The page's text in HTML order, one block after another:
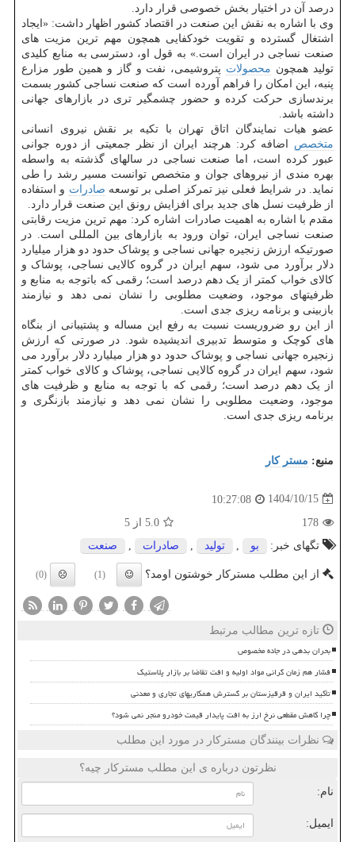
درصد آن در اختیار بخش خصوصی قرار دارد.
وی با اشاره به نقش این صنعت در اقتصاد کشور اظهار داشت: «ایجاد
اشتغال گسترده و تقویت خودکفایی همچون مهم ترین مزیت های
صنعت نساجی در ایران است.» به قول او، دسترسی به منابع کلیدی
تولید همچون محصولات پتروشیمی، نفت و گاز و همین طور مزارع
پنبه، این امکان را فراهم آورده است که صنعت نساجی کشور بسمت
برندسازی حرکت کرده و حضور چشمگیر تری در بازارهای جهانی
داشته باشد.
عضو هیات نمایندگان اتاق تهران با تکیه بر نقش نیروی انسانی
متخصص اضافه کرد: هرچند ایران از نظر جمعیتی از دوره جوانی
عبور کرده است، اما صنعت نساجی در سالهای گذشته به واسطه
بهره مندی از نیروهای جوان و متخصص توانست مسیر رشد را طی
نماید. در شرایط فعلی نیز تمرکز اصلی بر توسعه صادرات و استفاده
از ظرفیت نسل های جدید برای افزایش رونق این صنعت قرار دارد.
مقدم با اشاره به اهمیت صادرات اشاره کرد: مهم ترین مزیت رقابتی
صنعت نساجی ایران، توان ورود به بازارهای بین المللی است. در
صورتیکه ارزش زنجیره جهانی نساجی و پوشاک حدود دو هزار میلیارد
دلار برآورد می شود، سهم ایران در گروه کالایی نساجی، پوشاک و
کالای خواب کمتر از یک دهم درصد است؛ رقمی که باتوجه به منابع و
ظرفیتهای موجود، وضعیت مطلوبی را نشان نمی دهد و نیازمند
بازبینی و برنامه ریزی جدی است.
از این رو ضروریست نسبت به رفع این مساله و پشتیبانی از بنگاه
های کوچک و متوسط تدبیری اندیشیده شود. در صورتی که ارزش
زنجیره جهانی نساجی و پوشاک حدود دو هزار میلیارد دلار برآورد می
شود، سهم ایران در گروه کالایی نساجی، پوشاک و کالای خواب کمتر
از یک دهم درصد است؛ رقمی که با توجه به منابع و ظرفیت های
موجود، وضعیت مطلوبی را نشان نمی دهد و نیازمند بازنگری و
برنامه ریزی جدی است.
منبع: مستر كار
1404/10/15
10:27:08
178
5.0 از 5
تگهای خبر:
بو تولید صادرات صنعت
از این مطلب مسترکار خوشتون اومد؟ (1)
(0)
تازه ترین مطالب مرتبط
بحران بدهی در جاده مخصوص
فشار هم زمان گرانی مواد اولیه و افت تقاضا بر بازار پلاستیک
تأکید ایران و قرقیزستان بر گسترش همکاریهای تجاری و معدنی
چرا کاهش مقطعی نرخ ارز به افت پایدار قیمت خودرو منجر نمی شود؟
نظرات بینندگان مسترکار در مورد این مطلب
نظرتون درباره ی این مطلب مسترکار چیه؟
نام:
ایمیل: